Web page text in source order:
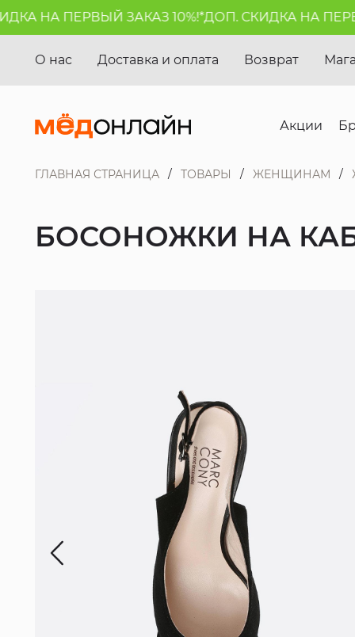
НА ПЕРВЫЙ ЗАКАЗ 10%!*ДОП. СКИДКА НА
О нас Доставка и оплата Возврат
Акции
ГЛАВНАЯ СТРАНИЦА ТОВАРЫ ЖЕНЩИНАМ
БОСОНОЖКИ НА